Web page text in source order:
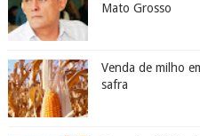
Mato Grosso
Venda de milho
safra